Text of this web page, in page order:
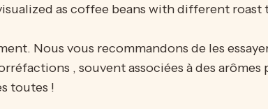
Nous vous recommandons de les
, souvent associées à des arômes
toutes !